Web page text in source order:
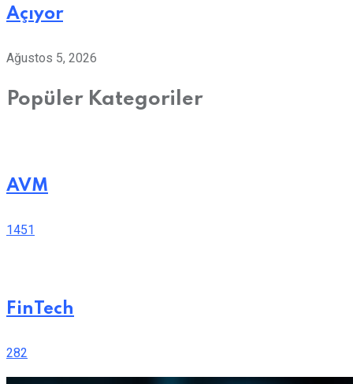
Açıyor
Ağustos 5, 2026
Popüler Kategoriler
AVM
1451
FinTech
282